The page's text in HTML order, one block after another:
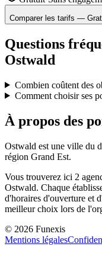
Comparer les tarifs —
Questions
Ostwald
Combien coûtent des
Comment choisir ses
À propos des
Ostwald est une ville du
région Grand Est.
Vous trouverez ici 2
Ostwald. Chaque
d'horaires d'ouverture et
meilleur choix lors de
© 2026 Funexis
Mentions légales